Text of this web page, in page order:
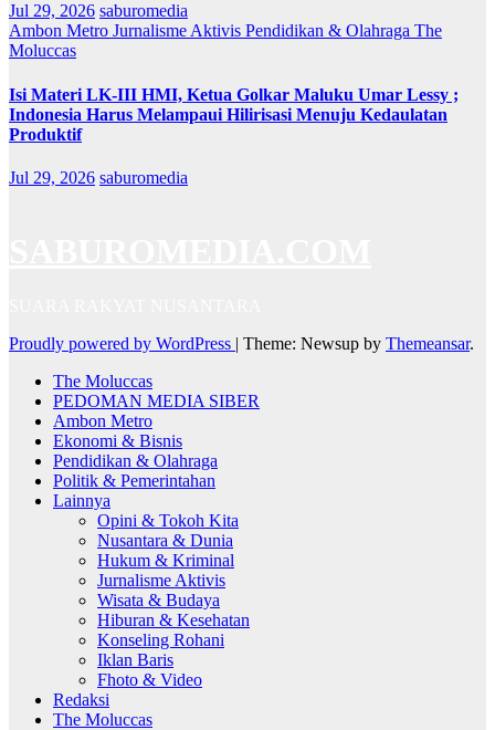
Jul 29, 2026 saburomedia
Ambon Metro Jurnalisme Aktivis Pendidikan & Olahraga The
Moluccas
Isi Materi LK-III HMI, Ketua Golkar Maluku Umar Lessy ;
Indonesia Harus Melampaui Hilirisasi Menuju Kedaulatan
Produktif
Jul 29, 2026 saburomedia
Proudly powered by WordPress | Theme: Newsup by Themeansar.
The Moluccas
PEDOMAN MEDIA SIBER
Ambon Metro
Ekonomi & Bisnis
Pendidikan & Olahraga
Politik & Pemerintahan
Lainnya
Opini & Tokoh Kita
Nusantara & Dunia
Hukum & Kriminal
Jurnalisme Aktivis
Wisata & Budaya
Hiburan & Kesehatan
Konseling Rohani
Iklan Baris
Fhoto & Video
Redaksi
The Moluccas